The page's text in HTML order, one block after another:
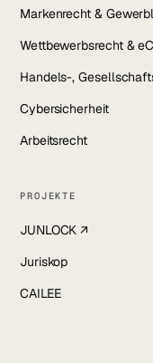
Markenrecht &
Wettbewerbsrecht &
Handels-,
Cybersicherheit
Arbeitsrecht
PROJEKTE
JUNLOCK ↗
Juriskop
CAILEE